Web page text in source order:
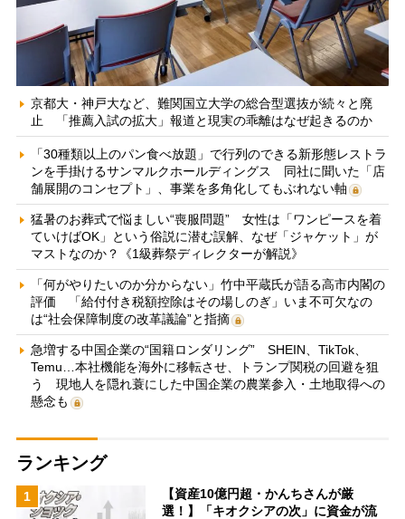
京都大・神戸大など、難関国立大学の総合型選抜が続々と廃
止 「推薦入試の拡大」報道と現実の乖離はなぜ起きるのか
「30種類以上のパン食べ放題」で行列のできる新形態レストラ
ンを手掛けるサンマルクホールディングス 同社に聞いた「店
舗展開のコンセプト」、事業を多角化してもぶれない軸
猛暑のお葬式で悩ましい“喪服問題” 女性は「ワンピースを着
ていけばOK」という俗説に潜む誤解、なぜ「ジャケット」が
マストなのか？《1級葬祭ディレクターが解説》
「何がやりたいのか分からない」竹中平蔵氏が語る高市内閣の
評価 「給付付き税額控除はその場しのぎ」いま不可欠なの
は“社会保障制度の改革議論”と指摘
急増する中国企業の“国籍ロンダリング” SHEIN、TikTok、
Temu…本社機能を海外に移転させ、トランプ関税の回避を狙
う 現地人を隠れ蓑にした中国企業の農業参入・土地取得への
懸念も
ランキング
1
【資産10億円超・かんちさんが厳
選！】「キオクシアの次」に資金が流